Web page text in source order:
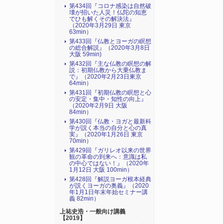
第434回『コロナ感染は自然破
壊が招いた人災！仏陀の知恵
でひも解くその解決法』
（2020年3月29日 東京
63min）
第433回『仏教とヨーガの瞑想
の総合解説』（2020年3月8日
大阪 59min)
第432回『主な仏教の瞑想の解
説：初期仏教から大乗仏教ま
で』（2020年2月23日東京
64min）
第431回『初期仏教の瞑想と心
の安定・集中・知性の向上』
（2020年2月9日 大阪
84min）
第430回『仏教・ヨガと最新科
学が説く本当の自分と心の真
実』（2020年1月26日 東京
70min）
第429回『ガリレオ以来の世界
観の革命の到来へ：意識は私
の中心ではない！』（2020年
1月12日 大阪 100min）
第428回『解説ヨーガ根本経典
が説くヨーガの奥義』（2020
年1月1日年末年始セミナー講
義 82min）
上祐史浩・一般向け講義
【2019】